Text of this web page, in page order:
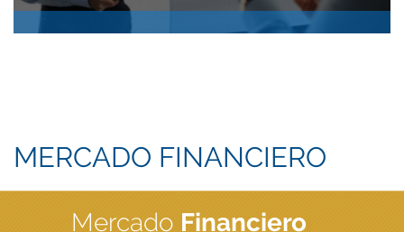
MERCADO FINANCIERO
Mercado Financiero